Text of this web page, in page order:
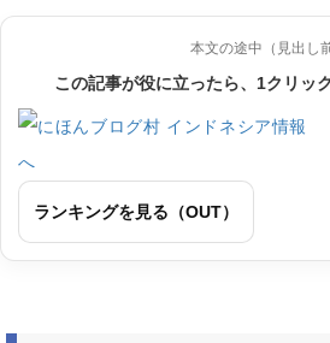
本文の途中（見出し前
この記事が役に立ったら、1クリッ
ランキングを見る（OUT）